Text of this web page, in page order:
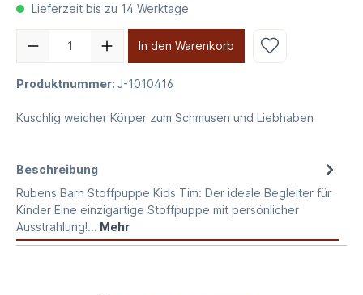
Lieferzeit bis zu 14 Werktage
In den Warenkorb
Produktnummer: J-1010416
Kuschlig weicher Körper zum Schmusen und Liebhaben
Beschreibung
Rubens Barn Stoffpuppe Kids Tim: Der ideale Begleiter für
Kinder Eine einzigartige Stoffpuppe mit persönlicher
Ausstrahlung!… Mehr